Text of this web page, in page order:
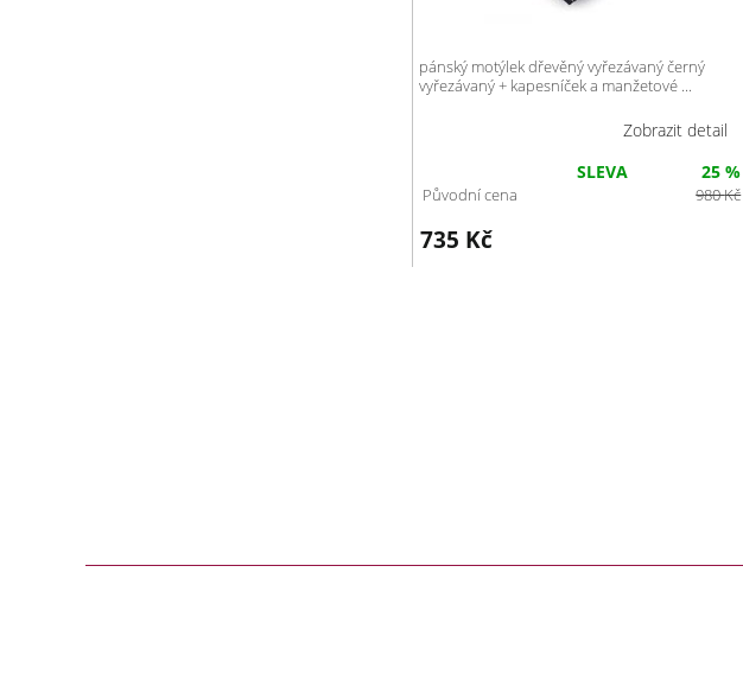
pánský motýlek dřevěný vyřezávaný černý
vyřezávaný + kapesníček a manžetové ...
Zobrazit detail
735 Kč
SLEVA 25 %
Původní cena 980Kč